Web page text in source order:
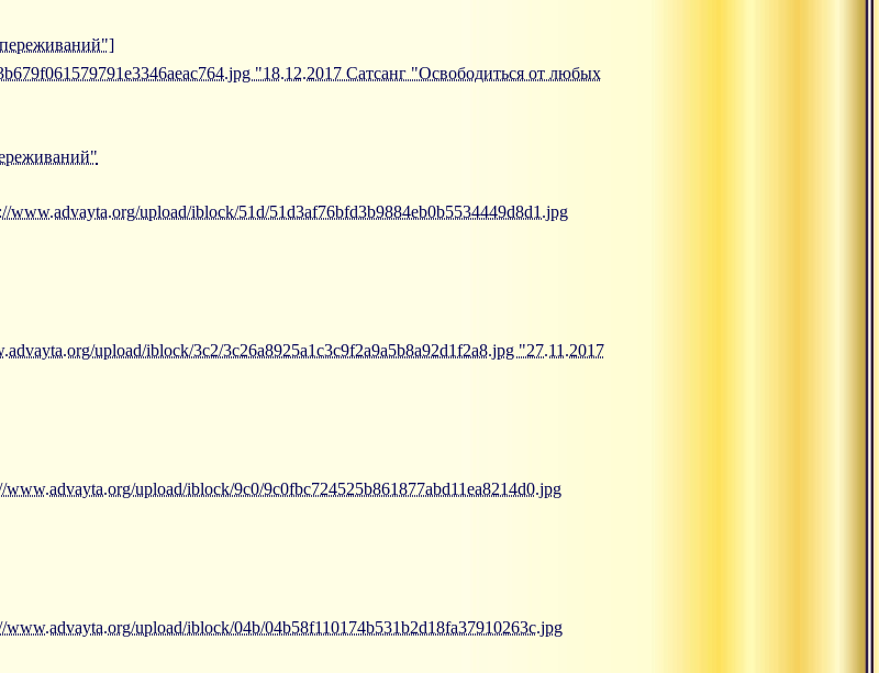
"18.12.2017 Сатсанг "Освободиться от любых
upload/iblock/51d/51d3af76bfd3b9884eb0b5534449d8d1.jpg
upload/iblock/3c2/3c26a8925a1c3c9f2a9a5b8a92d1f2a8.jpg "27.11.2017
upload/iblock/9c0/9c0fbc724525b861877abd11ea8214d0.jpg
upload/iblock/04b/04b58f110174b531b2d18fa37910263c.jpg